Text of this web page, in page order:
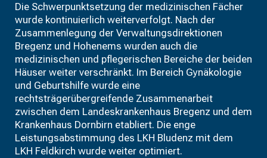
Die Schwerpunktsetzung der medizinischen Fächer
wurde kontinuierlich weiterverfolgt. Nach der
Zusammenlegung der Verwaltungsdirektionen
Bregenz und Hohenems wurden auch die
medizinischen und pflegerischen Bereiche der beiden
Häuser weiter verschränkt. Im Bereich Gynäkologie
und Geburtshilfe wurde eine
rechtsträgerübergreifende Zusammenarbeit
zwischen dem Landeskrankenhaus Bregenz und dem
Krankenhaus Dornbirn etabliert. Die enge
Leistungsabstimmung des LKH Bludenz mit dem
LKH Feldkirch wurde weiter optimiert.